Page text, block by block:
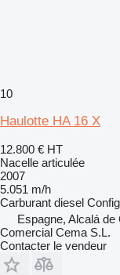
10
Haulotte HA 16 X
12.800 € HT
Nacelle articulée
2007
5.051 m/h
Carburant diesel
Espagne, Alcalá de
Comercial Cema S.L.
Contacter le vendeur